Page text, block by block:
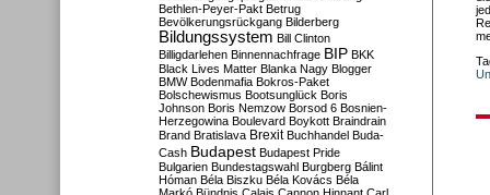
Bethlen-Peyer-Pakt Betrug
Bevölkerungsrückgang Bilderberg
Bildungssystem Bill Clinton
Billigdarlehen Binnennachfrage BIP BKK
Black Lives Matter Blanka Nagy Blogger
BMW Bodenmafia Bokros-Paket
Bolschewismus Bootsunglück Boris
Johnson Boris Nemzow Borsod 6 Bosnien-
Herzegowina Boulevard Boykott Braindrain
Brand Bratislava Brexit Buchhandel Buda-
Cash Budapest Budapest Pride
Bulgarien Bundestagswahl Burgberg Bálint
Hóman Béla Biszku Béla Kovács Béla